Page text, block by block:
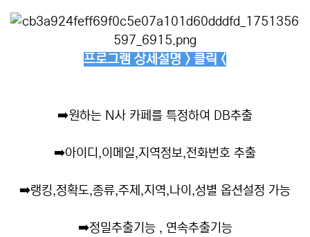
프로그램 상세설명 > 클릭 <
➡️원하는 N사 카페를 특정하여 DB추출
➡️아이디,이메일,지역정보,전화번호 추출
➡️랭킹,정확도,종류,주제,지역,나이,성별 옵션설정 가능
➡️정밀추출기능 , 연속추출기능